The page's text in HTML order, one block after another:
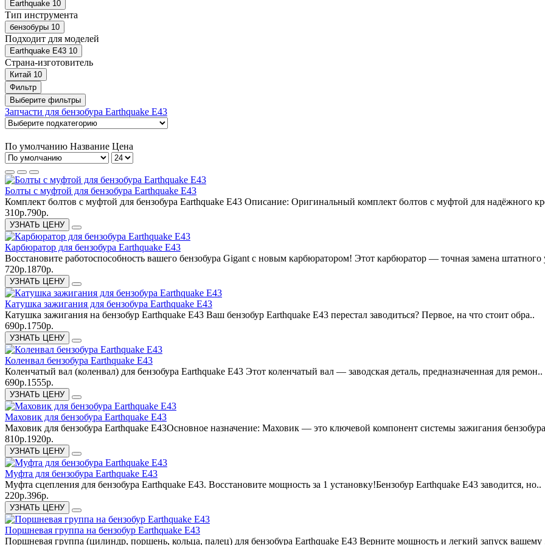
Earthquake 10
Тип инструмента
бензобуры 10
Подходит для моделей
Earthquake E43 10
Страна-изготовитель
Китай 10
Фильтр
Выберите фильтры
Запчасти для бензобура Earthquake E43
По умолчанию Название Цена
Болты с муфтой для бензобура Earthquake E43
Комплект болтов с муфтой для бензобура Earthquake E43 Описание: Оригинальный комплект болтов с муфтой для надёжного
310р.790р.
УЗНАТЬ ЦЕНУ
Карбюратор для бензобура Earthquake E43
Восстановите работоспособность вашего бензобура Gigant с новым карбюратором! Этот карбюратор — точная замена штатного
720р.1870р.
УЗНАТЬ ЦЕНУ
Катушка зажигания для бензобура Earthquake E43
Катушка зажигания на бензобур Earthquake E43 Ваш бензобур Earthquake E43 перестал заводиться? Первое, на что стоит обра..
690р.1750р.
УЗНАТЬ ЦЕНУ
Коленвал бензобура Earthquake E43
Коленчатый вал (коленвал) для бензобура Earthquake E43 Этот коленчатый вал — заводская деталь, предназначенная для ремон..
690р.1555р.
УЗНАТЬ ЦЕНУ
Маховик для бензобура Earthquake E43
Маховик для бензобура Earthquake E43Основное назначение: Маховик — это ключевой компонент системы зажигания
810р.1920р.
УЗНАТЬ ЦЕНУ
Муфта для бензобура Earthquake E43
Муфта сцепления для бензобура Earthquake E43. Восстановите мощность за 1 установку!Бензобур Earthquake E43 заводится, но..
220р.396р.
УЗНАТЬ ЦЕНУ
Поршневая группа на бензобур Earthquake E43
Поршневая группа (цилиндр, поршень, кольца, палец) для бензобура Earthquake E43 Верните мощность и легкий запуск вашему